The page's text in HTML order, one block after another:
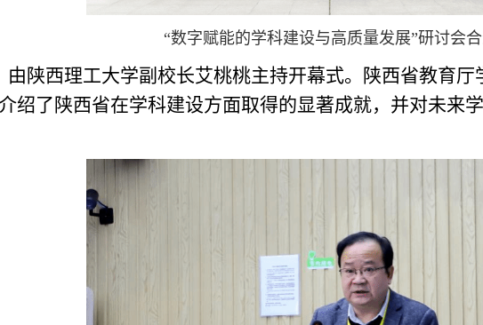
“数字赋能的学科建设与高质量发展”研讨会
由陕西理工大学副校长艾桃桃主持开幕式。陕西省教育
绍了陕西省在学科建设方面取得的显著成就，并对未来